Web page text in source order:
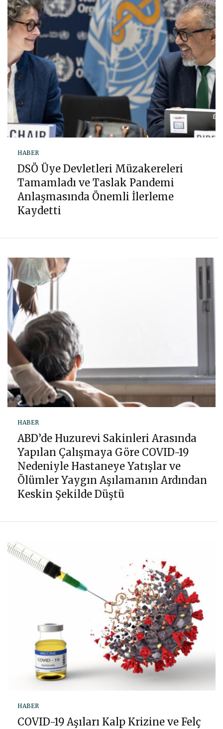
HABER
DSÖ Üye Devletleri Müzakereleri
Tamamladı ve Taslak Pandemi
Anlaşmasında Önemli İlerleme
Kaydetti
HABER
ABD’de Huzurevi Sakinleri Arasında
Yapılan Çalışmaya Göre COVID-19
Nedeniyle Hastaneye Yatışlar ve
Ölümler Yaygın Aşılamanın Ardından
Keskin Şekilde Düştü
HABER
COVID-19 Aşıları Kalp Krizine ve Felç